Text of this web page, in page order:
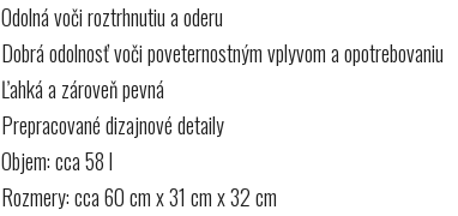
Odolná voči roztrhnutiu a oderu
Dobrá odolnosť voči poveternostným vplyvom a opotrebovaniu
Ľahká a zároveň pevná
Prepracované dizajnové detaily
Objem: cca 58 l
Rozmery: cca 60 cm x 31 cm x 32 cm